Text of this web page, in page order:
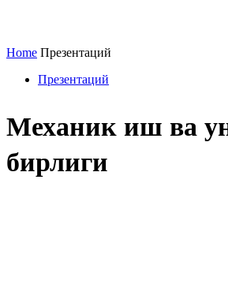
Home Презентаций
Презентаций
Механик иш ва
бирлиги